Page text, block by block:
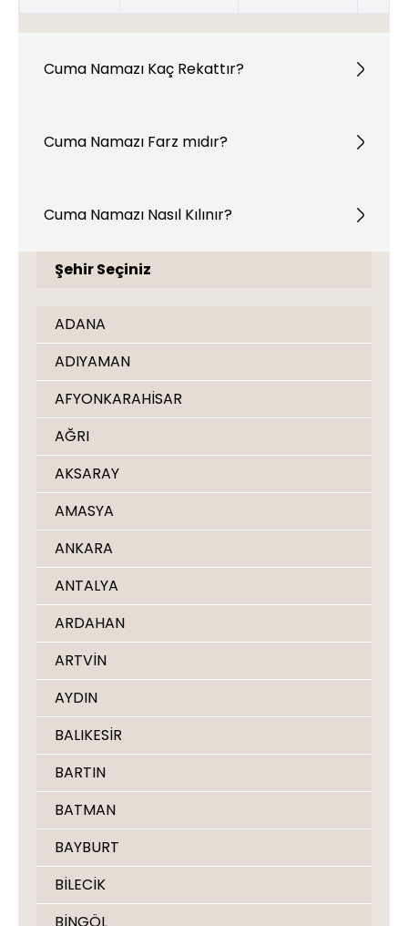
Cuma Namazı Kaç Rekattır?
Cuma Namazı Farz mıdır?
Cuma Namazı Nasıl Kılınır?
Şehir Seçiniz
ADANA
ADIYAMAN
AFYONKARAHİSAR
AĞRI
AKSARAY
AMASYA
ANKARA
ANTALYA
ARDAHAN
ARTVİN
AYDIN
BALIKESİR
BARTIN
BATMAN
BAYBURT
BİLECİK